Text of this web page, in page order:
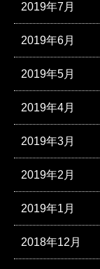
2019年7月
2019年6月
2019年5月
2019年4月
2019年3月
2019年2月
2019年1月
2018年12月